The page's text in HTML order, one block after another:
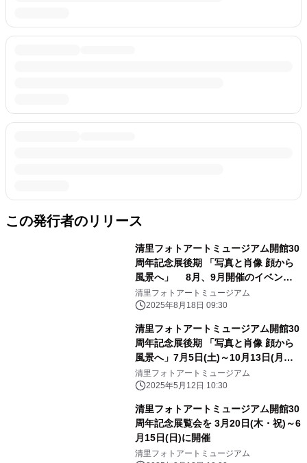
この発行者のリリース
清里フォトアートミュージアム開館30
周年記念展後期 「写真と肖像 顔から
風景へ」 8月、9月開催のイベント
について公開
清里フォトアートミュージアム
2025年8月18日 09:30
清里フォトアートミュージアム開館30
周年記念展後期 「写真と肖像 顔から
風景へ」7月5日(土)～10月13日(月・
祝)開催
清里フォトアートミュージアム
2025年5月12日 10:30
清里フォトアートミュージアム開館30
周年記念展覧会を 3月20日(木・祝)～6
月15日(日)に開催
清里フォトアートミュージアム